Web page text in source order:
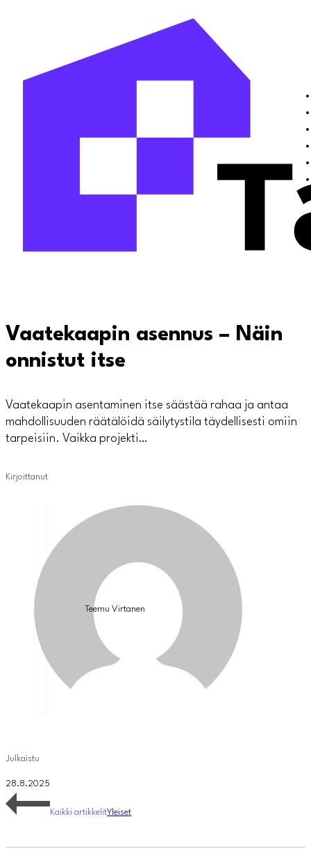
Vaatekaapin asennus – Näin
onnistut itse
Vaatekaapin asentaminen itse säästää rahaa ja antaa
mahdollisuuden räätälöidä säilytystila täydellisesti omiin
tarpeisiin. Vaikka projekti…
Kirjoittanut
Teemu Virtanen
Julkaistu
28.8.2025
Kaikki artikkelitYleiset